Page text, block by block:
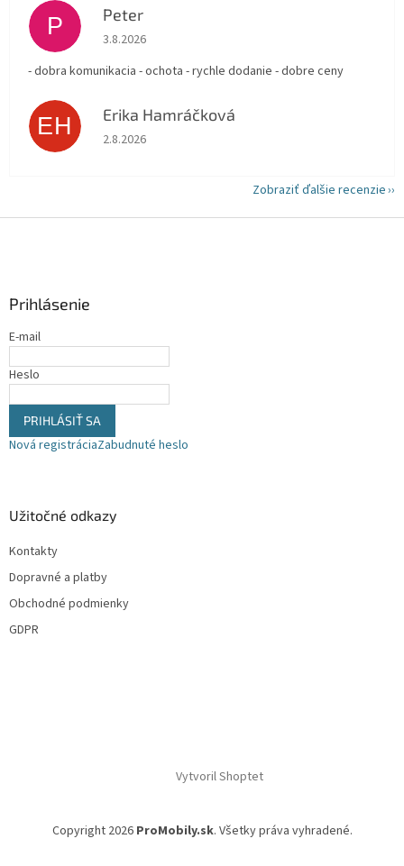
P Peter
Hodnotenie obchodu je 5 z 5 hviezdičiek.
3.8.2026
- dobra komunikacia - ochota - rychle dodanie - dobre ceny
EH Erika Hamráčková
Hodnotenie obchodu je 5 z 5 hviezdičiek.
2.8.2026
Zobraziť ďalšie recenzie
Prihlásenie
E-mail
Heslo
PRIHLÁSIŤ SA
Nová registráciaZabudnuté heslo
Užitočné odkazy
Kontakty
Dopravné a platby
Obchodné podmienky
GDPR
Vytvoril Shoptet
Copyright 2026 ProMobily.sk. Všetky práva vyhradené.